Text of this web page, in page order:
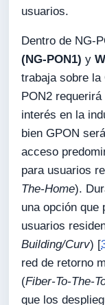
usuarios.
Dentro de NG-
(NG-PON1) y
trabaja sobre la
PON2
interés en la
bien GPON
acceso
para usuarios
The-Home).
una opción que
usuarios
Building/Curv) [
red de retorno
(Fiber-To-The-
que los